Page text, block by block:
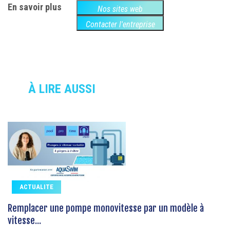
En savoir plus
Nos sites web
Contacter l'entreprise
À LIRE AUSSI
ACTUALITE
Remplacer une pompe monovitesse par un modèle à
vitesse...